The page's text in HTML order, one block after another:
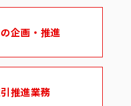
企画・推進
推進業務